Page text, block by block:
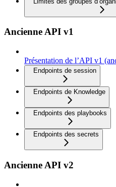
Ancienne API v1
Présentation de l’API v1
Endpoints de session
Endpoints de Knowledge
Endpoints des playbooks
Endpoints des secrets
Ancienne API v2